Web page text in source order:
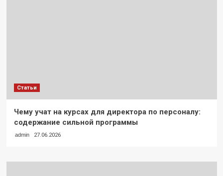
Статьи
Чему учат на курсах для директора по персоналу:
содержание сильной программы
admin 27.06.2026